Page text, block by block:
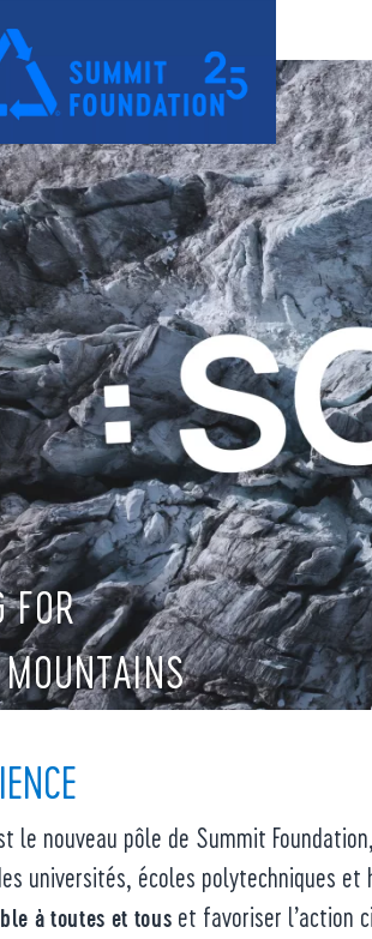
FOR
le nouveau pôle de Summit
universités, écoles polytechniques
à toutes et tous et favoriser l’action